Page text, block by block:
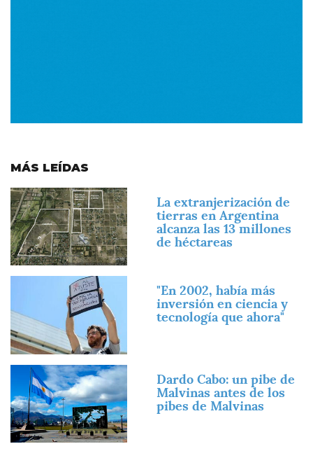
MÁS LEÍDAS
Imagen
La extranjerización de
tierras en Argentina
alcanza las 13 millones
de héctareas
"En 2002, había más
inversión en ciencia y
tecnología que ahora"
Imagen
Dardo Cabo: un pibe de
Malvinas antes de los
pibes de Malvinas